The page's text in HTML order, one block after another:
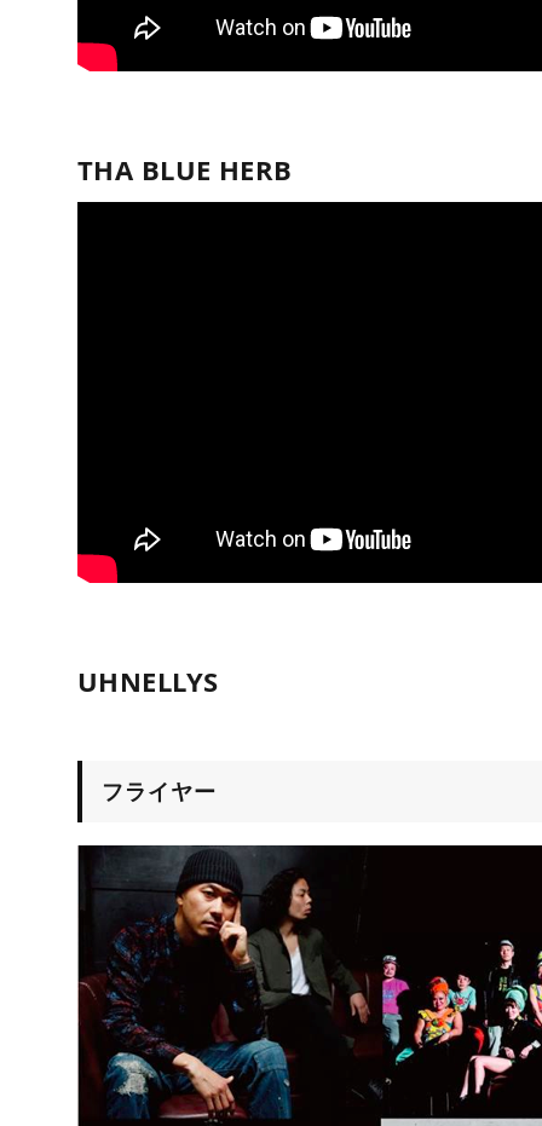
THA BLUE HERB
UHNELLYS
フライヤー